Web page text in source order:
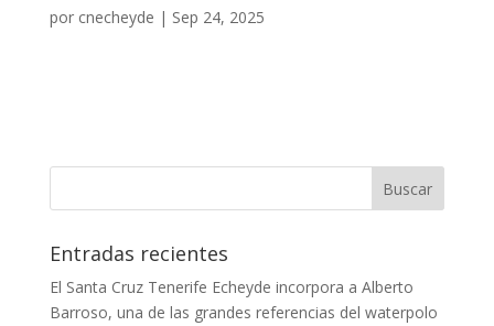
por cnecheyde | Sep 24, 2025
Entradas recientes
El Santa Cruz Tenerife Echeyde incorpora a Alberto
Barroso, una de las grandes referencias del waterpolo